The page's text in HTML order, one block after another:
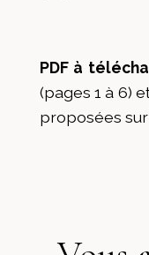
PDF à
(pages 1 à 6)
proposées